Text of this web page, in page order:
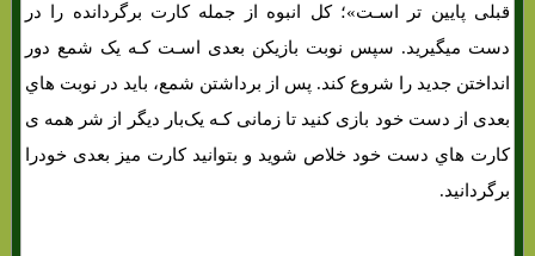
قبلی پایین تر اسـت»؛ کل انبوه از جمله کارت برگردانده را در
دست میگیرید. سپس نوبت بازیکن بعدی اسـت کـه یک شمع دور
انداختن جدید را شروع کند. پس از برداشتن شمع، باید در نوبت هاي‌
بعدی از دست خود بازی کنید تا زمانی کـه یک‌بار دیگر از شر همه ی
کارت هاي‌ دست خود خلاص شوید و بتوانید کارت میز بعدی خودرا
برگردانید.